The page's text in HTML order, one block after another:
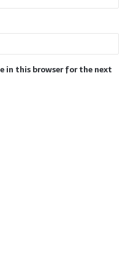
in this browser for the next